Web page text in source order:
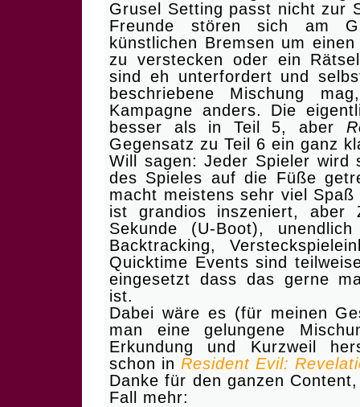
Grusel Setting passt nicht zur
Freunde stören sich am
künstlichen Bremsen um
zu verstecken oder ein
sind eh unterfordert und
beschriebene Mischung
Kampagne anders. Die
besser als in Teil 5, aber
Gegensatz zu Teil 6 ein ganz
Will sagen: Jeder Spieler wird
des Spieles auf die Füße
macht meistens sehr viel
ist grandios inszeniert, aber
Sekunde (U-Boot),
Backtracking,
Quicktime Events sind
eingesetzt dass das gerne
ist.
Dabei wäre es (für meinen
man eine gelungene
Erkundung und Kurzweil
schon in Resident Evil:
Danke für den ganzen
Fall mehr: